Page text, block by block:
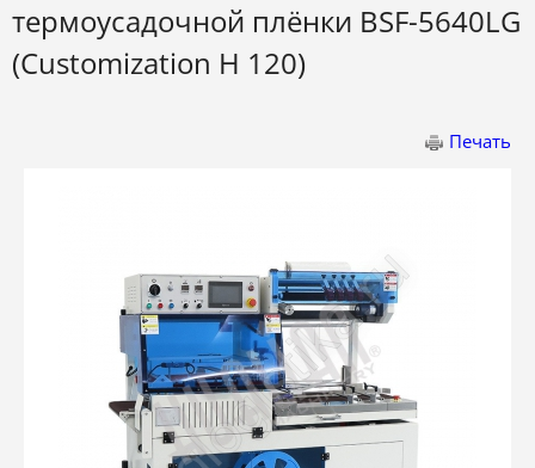
термоусадочной плёнки BSF-5640LG
(Customization H 120)
Печать